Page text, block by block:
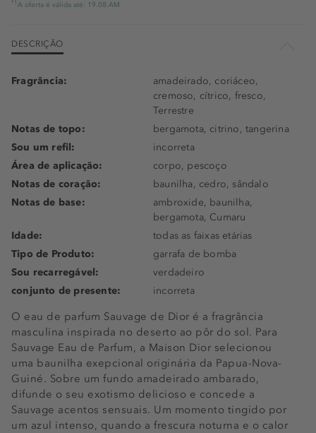
*1 A oferta é válida até: 19.08.AM
DESCRIÇÃO
O eau de parfum Sauvage de Dior é a fragrância
masculina inspirada no deserto ao pôr do sol. Para
Sauvage Eau de Parfum, a Maison Dior selecionou
uma baunilha exepcional originária da Papua-Nova-
Guiné. Sobre um fundo amadeirado ambarado,
difunde o seu exotismo delicioso e concede a
Sauvage acentos sensuais. Um momento tingido por
um azul intenso, quando a frescura noturna e o calor
Fragrância:
amadeirado, coriáceo,
cremoso, cítrico, fresco,
Terrestre
Notas de topo:
bergamota, citrino, tangerina
Sou um refil:
incorreta
Área de aplicação:
corpo, pescoço
Notas de coração:
baunilha, cedro, sândalo
Notas de base:
ambroxide, baunilha,
bergamota, Cumaru
Idade:
todas as faixas etárias
Tipo de Produto:
garrafa de bomba
Sou recarregável:
verdadeiro
conjunto de presente:
incorreta